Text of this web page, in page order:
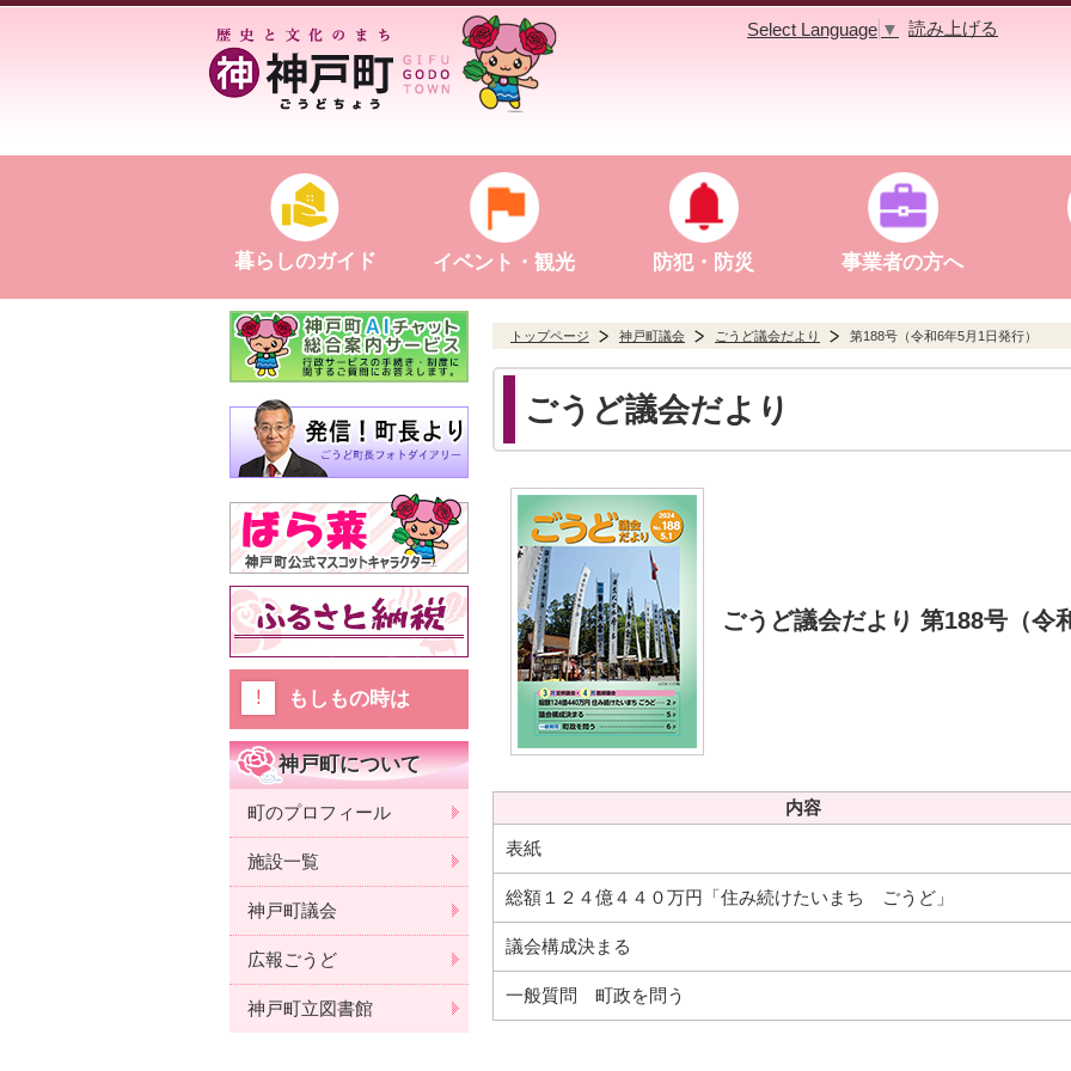
Select Language ▼ 読み上げる
暮らしのガイド イベント・観光 防犯・防災 事業者の方へ
トップページ 神戸町議会 ごうど議会だより 第188号（令和6年5月1日発行）
ごうど議会だより
ごうど議会だより 第188号（令
内容
表紙
総額１２４億４４０万円「住み続けたいまち ごうど」
議会構成決まる
一般質問 町政を問う
もしもの時は
神戸町について
町のプロフィール
施設一覧
神戸町議会
広報ごうど
神戸町立図書館